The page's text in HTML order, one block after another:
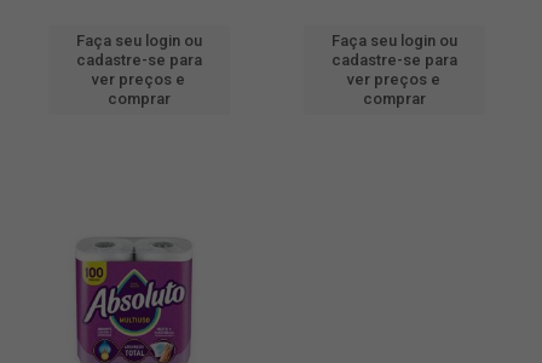
Faça seu login ou
cadastre-se para
ver preços e
comprar
Faça seu login ou
cadastre-se para
ver preços e
comprar